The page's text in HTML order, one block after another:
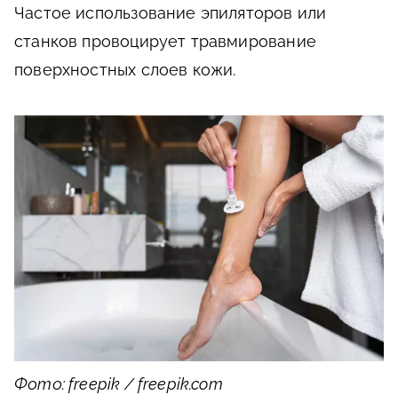
Частое использование эпиляторов или
станков провоцирует травмирование
поверхностных слоев кожи.
Фото: freepik / freepik.com